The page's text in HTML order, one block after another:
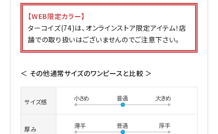
【WEB限定カラー】
ターコイズ(74)は、オンラインストア限定アイテム！店
舗での取り扱いはございませんのでご注意下さい。
＜ その他通常サイズのワンピースと比較 ＞
サイズ感
厚み